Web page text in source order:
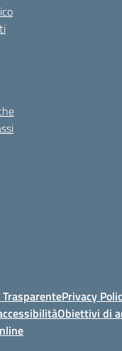
Privacy
Obiettivi di